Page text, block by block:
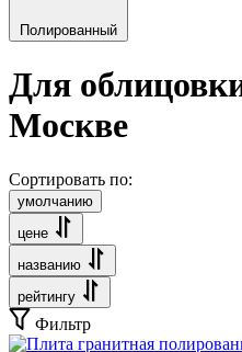
Полированный
Для
Москве
Сортировать по:
умолчанию
цене
названию
рейтингу
Фильтр